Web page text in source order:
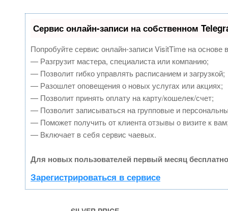
Сервис онлайн-записи на собственном
Попробуйте сервис онлайн-записи VisitTime на основе
— Разгрузит мастера, специалиста или компанию;
— Позволит гибко управлять расписанием и загрузкой;
— Разошлет оповещения о новых услугах или акциях;
— Позволит принять оплату на карту/кошелек/счет;
— Позволит записываться на групповые и
— Поможет получить от клиента отзывы о визите к
— Включает в себя сервис чаевых.
Для новых пользователей первый месяц
Зарегистрироваться в сервисе